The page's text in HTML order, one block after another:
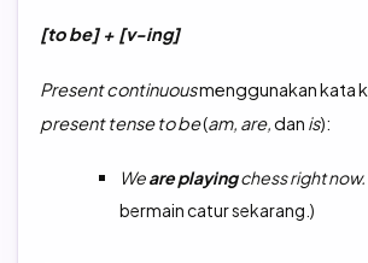
[to be] + [v-ing]
Present continuousmenggunakan kata
present tense to be(am, are, dan is):
Weare playingchess right now.
bermain catur sekarang.)